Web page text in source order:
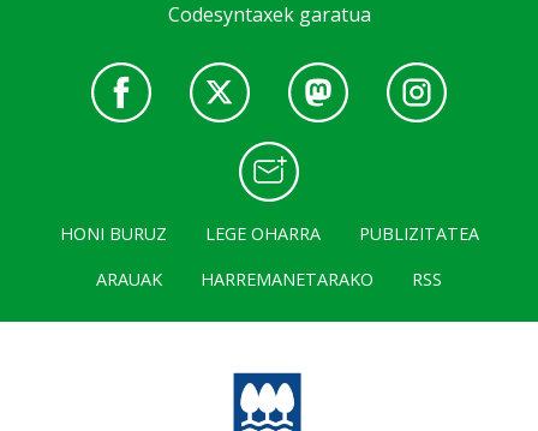
Codesyntaxek garatua
HONI BURUZ LEGE OHARRA
PUBLIZITATEA
ARAUAK
HARREMANETARAKO RSS